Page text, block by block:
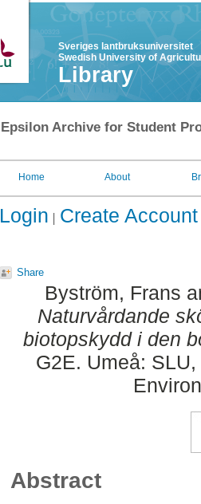
Sveriges lantbruksuniversitet
Swedish University of
Library
Epsilon Archive for Student
Home About
Login Create Account
Share
Byström, Frans
Naturvårdande
biotopskydd i den
G2E. Umeå:
Abstract